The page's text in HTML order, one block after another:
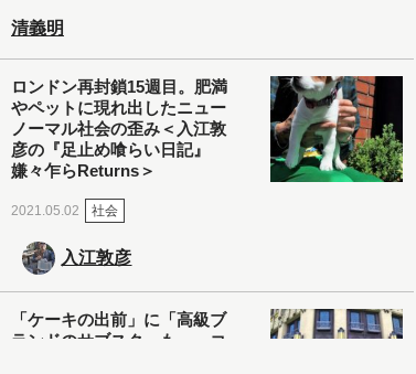
清義明
ロンドン再封鎖15週目。肥満
やペットに現れ出したニュー
ノーマル社会の歪み＜入江敦
彦の『足止め喰らい日記』
嫌々乍らReturns＞
2021.05.02 社会
入江敦彦
「ケーキの出前」に「高級ブ
ランドのサブスク」も――コ